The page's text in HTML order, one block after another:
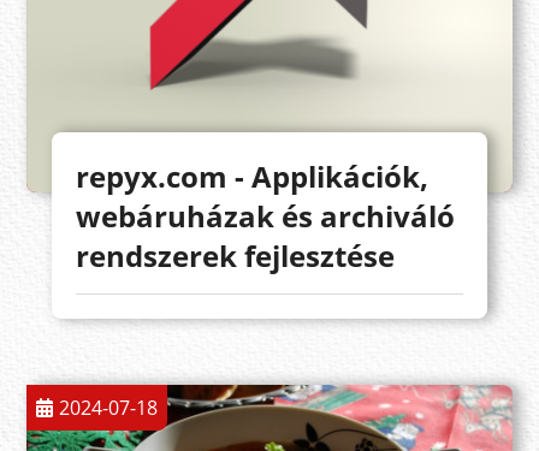
repyx.com - Applikációk,
webáruházak és archiváló
rendszerek fejlesztése
2024-07-18